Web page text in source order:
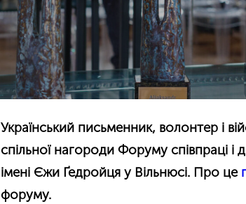
Український письменник, волонтер і
спільної нагороди Форуму співпраці
імені Єжи Ґедройця у Вільнюсі. Про це
форуму.